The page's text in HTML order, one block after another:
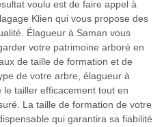
voulu est de faire appel à
Klien qui vous propose des
Élagueur à Saman vous
votre patrimoine arboré en
de taille de formation et de
de votre arbre, élagueur à
tailler efficacement tout en
La taille de formation de votre
qui garantira sa fiabilité